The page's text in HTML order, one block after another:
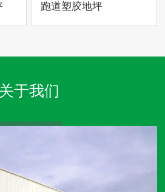
跑道塑胶地坪
关于我们